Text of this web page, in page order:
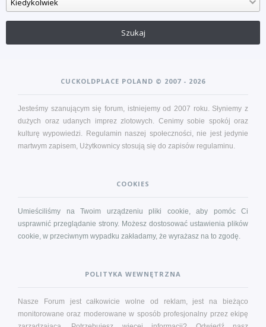
Szukaj
CUCKOLDPLACE POLAND © 2007 - 2026
Jesteśmy szanującym się forum, istniejemy od 2007 roku. Słyniemy z
dużych oraz udanych imprez zlotowych. Cenimy sobie spokój oraz
kulturę wypowiedzi. Regulamin naszej społeczności, nie jest jedynie
martwym zapisem, Użytkownicy stosują się do zapisów regulaminu.
COOKIES
Umieściliśmy na Twoim urządzeniu pliki cookie, aby pomóc Ci
usprawnić przeglądanie strony. Możesz dostosować ustawienia plików
cookie, w przeciwnym wypadku zakładamy, że wyrażasz na to zgodę.
POLITYKA WEWNĘTRZNA
Nasze Forum jest całkowicie wolne od reklam, jest na bieżąco
monitorowane oraz moderowane w sposób profesjonalny przez ekipę